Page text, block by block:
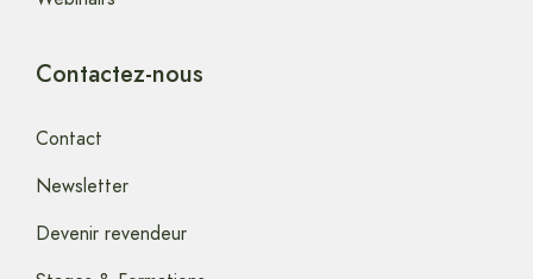
Contactez-nous
Contact
Newsletter
Devenir revendeur